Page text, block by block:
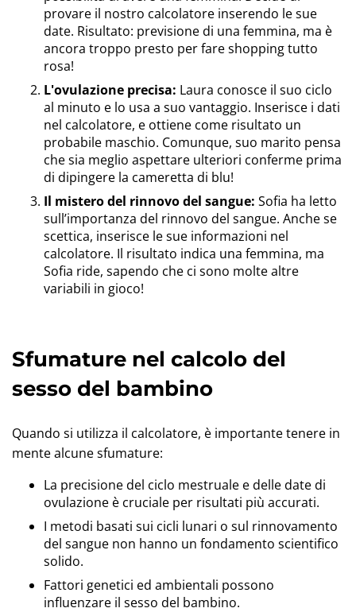
provare il nostro calcolatore inserendo le sue
date. Risultato: previsione di una femmina, ma è
ancora troppo presto per fare shopping tutto
rosa!
L'ovulazione precisa: Laura conosce il suo ciclo
al minuto e lo usa a suo vantaggio. Inserisce i dati
nel calcolatore, e ottiene come risultato un
probabile maschio. Comunque, suo marito pensa
che sia meglio aspettare ulteriori conferme prima
di dipingere la cameretta di blu!
Il mistero del rinnovo del sangue: Sofia ha letto
sull’importanza del rinnovo del sangue. Anche se
scettica, inserisce le sue informazioni nel
calcolatore. Il risultato indica una femmina, ma
Sofia ride, sapendo che ci sono molte altre
variabili in gioco!
Sfumature nel calcolo del
sesso del bambino
Quando si utilizza il calcolatore, è importante tenere in
mente alcune sfumature:
La precisione del ciclo mestruale e delle date di
ovulazione è cruciale per risultati più accurati.
I metodi basati sui cicli lunari o sul rinnovamento
del sangue non hanno un fondamento scientifico
solido.
Fattori genetici ed ambientali possono
influenzare il sesso del bambino.